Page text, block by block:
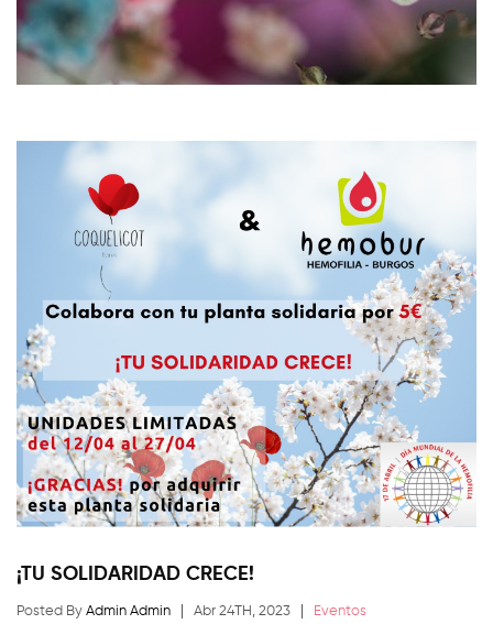
¡TU SOLIDARIDAD CRECE!
Posted By Admin Admin Abr 24TH, 2023 Eventos